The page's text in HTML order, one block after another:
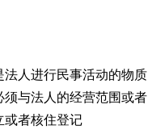
法人进行民事活动的物质
与法人的经营范围或者
或者核住登记